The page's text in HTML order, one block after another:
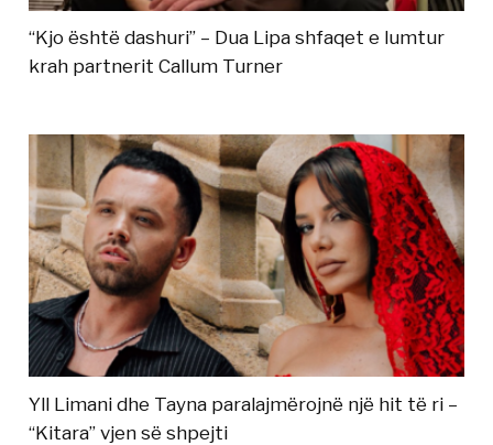
“Kjo është dashuri” – Dua Lipa shfaqet e lumtur
krah partnerit Callum Turner
Yll Limani dhe Tayna paralajmërojnë një hit të ri –
“Kitara” vjen së shpejti